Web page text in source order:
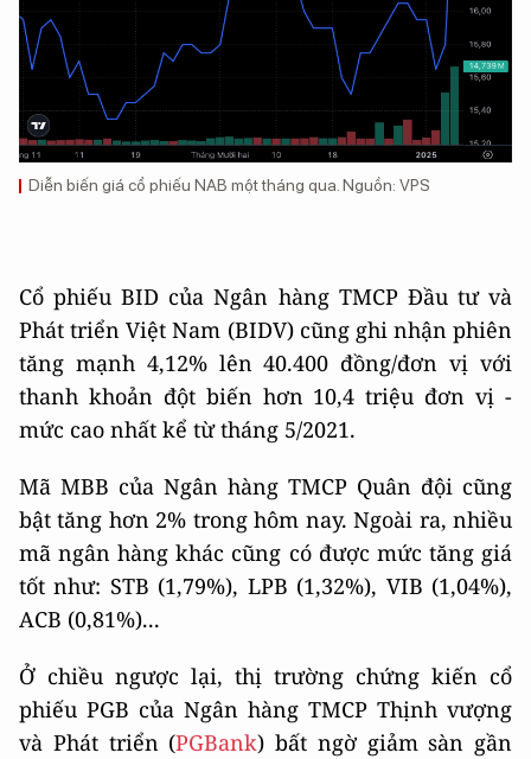
Diễn biến giá cổ phiếu NAB một tháng qua. Nguồn: VPS
Cổ phiếu BID của Ngân hàng TMCP Đầu tư và
Phát triển Việt Nam (BIDV) cũng ghi nhận phiên
tăng mạnh 4,12% lên 40.400 đồng/đơn vị với
thanh khoản đột biến hơn 10,4 triệu đơn vị -
mức cao nhất kể từ tháng 5/2021.
Mã MBB của Ngân hàng TMCP Quân đội cũng
bật tăng hơn 2% trong hôm nay. Ngoài ra, nhiều
mã ngân hàng khác cũng có được mức tăng giá
tốt như: STB (1,79%), LPB (1,32%), VIB (1,04%),
ACB (0,81%)...
Ở chiều ngược lại, thị trường chứng kiến cổ
phiếu PGB của Ngân hàng TMCP Thịnh vượng
và Phát triển (PGBank) bất ngờ giảm sàn gần